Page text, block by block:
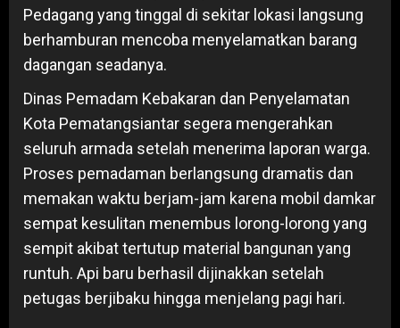
Pedagang yang tinggal di sekitar lokasi langsung
berhamburan mencoba menyelamatkan barang
dagangan seadanya.
Dinas Pemadam Kebakaran dan Penyelamatan
Kota Pematangsiantar segera mengerahkan
seluruh armada setelah menerima laporan warga.
Proses pemadaman berlangsung dramatis dan
memakan waktu berjam-jam karena mobil damkar
sempat kesulitan menembus lorong-lorong yang
sempit akibat tertutup material bangunan yang
runtuh. Api baru berhasil dijinakkan setelah
petugas berjibaku hingga menjelang pagi hari.